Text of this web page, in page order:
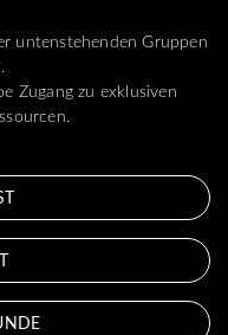
untenstehenden Gruppen
Zugang zu exklusiven